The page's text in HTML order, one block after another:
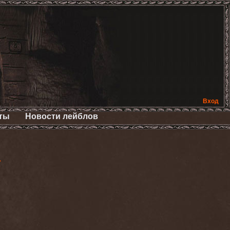
Вход
Новости лейблов